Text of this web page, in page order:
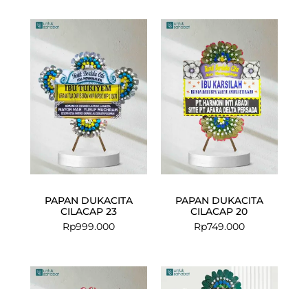
PAPAN DUKACITA
CILACAP 23
Rp999.000
PAPAN DUKACITA
CILACAP 20
Rp749.000